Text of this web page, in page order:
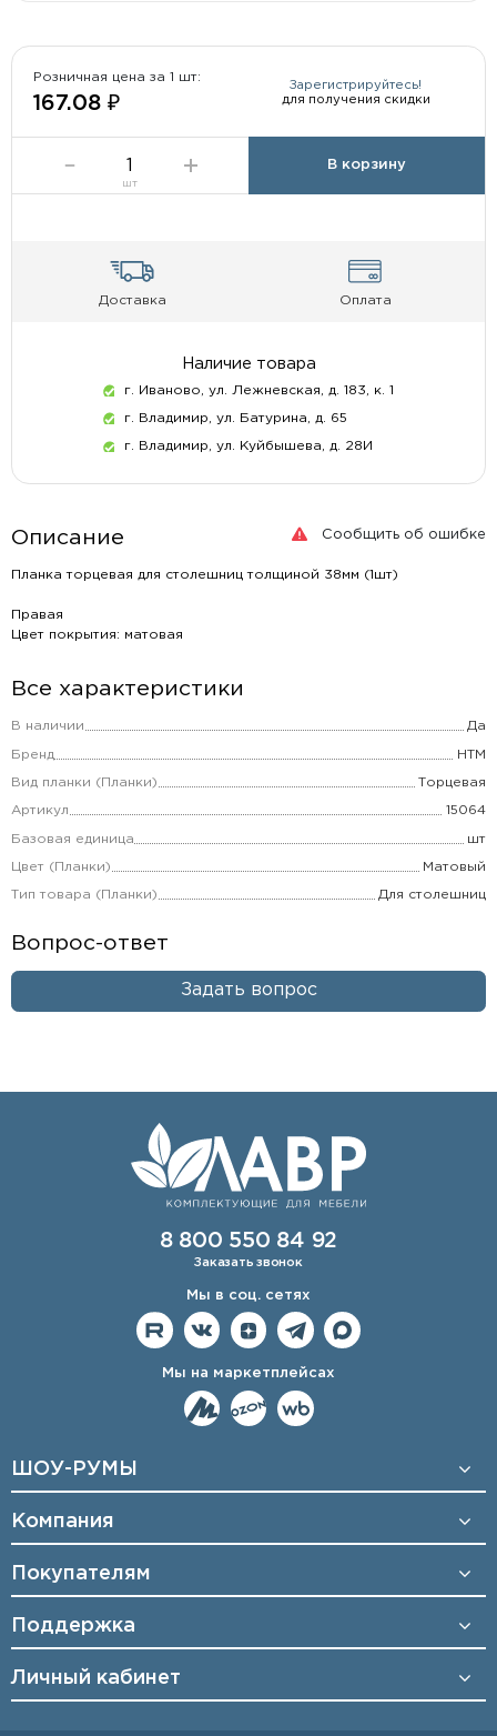
Розничная цена за 1 шт:
167.08 ₽
Зарегистрируйтесь!
для получения скидки
шт
В корзину
Доставка Оплата
Наличие товара
г. Иваново, ул. Лежневская, д. 183, к. 1
г. Владимир, ул. Батурина, д. 65
г. Владимир, ул. Куйбышева, д. 28И
Сообщить об ошибке
Описание
Планка торцевая для столешниц толщиной 38мм (1шт)
Правая
Цвет покрытия: матовая
Все характеристики
В наличии Да
Бренд НТМ
Вид планки (Планки) Торцевая
Артикул 15064
Базовая единица шт
Цвет (Планки) Матовый
Тип товара (Планки) Для столешниц
Вопрос-ответ
Задать вопрос
8 800 550 84 92
Заказать звонок
Мы в соц. сетях
Мы на маркетплейсах
ШОУ-РУМЫ
Компания
Покупателям
Поддержка
Личный кабинет